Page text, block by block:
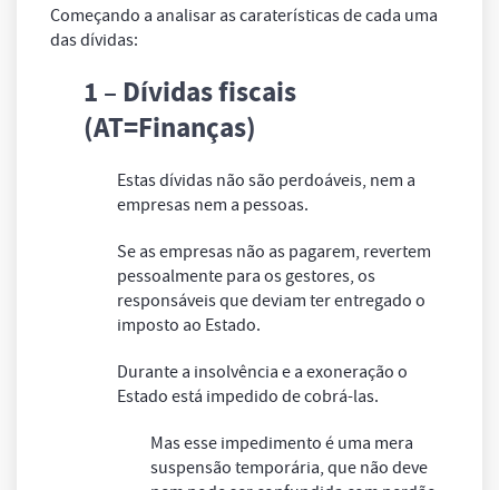
Começando a analisar as caraterísticas de cada uma
das dívidas:
1 – Dívidas fiscais
(AT=Finanças)
Estas dívidas não são perdoáveis, nem a
empresas nem a pessoas.
Se as empresas não as pagarem, revertem
pessoalmente para os gestores, os
responsáveis que deviam ter entregado o
imposto ao Estado.
Durante a insolvência e a exoneração o
Estado está impedido de cobrá-las.
Mas esse impedimento é uma mera
suspensão temporária, que não deve